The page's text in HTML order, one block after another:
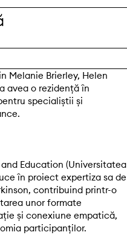
Melanie Brierley, Helen
avea o rezidență în
specialiștii și
Education (Universitatea
în proiect expertiza sa de
contribuind printr-o
unor formate
și conexiune empatică,
participanților.